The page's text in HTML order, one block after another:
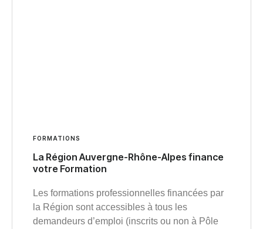
FORMATIONS
La Région Auvergne-Rhône-Alpes finance
votre Formation
Les formations professionnelles financées par
la Région sont accessibles à tous les
demandeurs d’emploi (inscrits ou non à Pôle